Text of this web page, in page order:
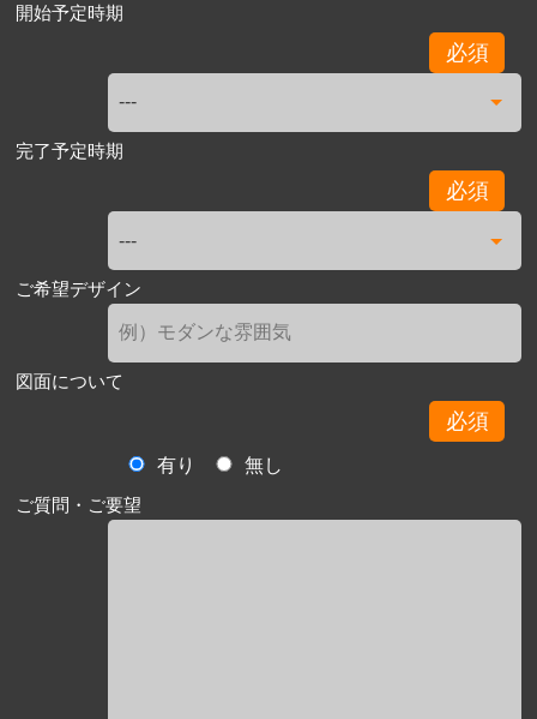
開始予定時期
必須
完了予定時期
必須
ご希望デザイン
図面について
必須
有り
無し
ご質問・ご要望